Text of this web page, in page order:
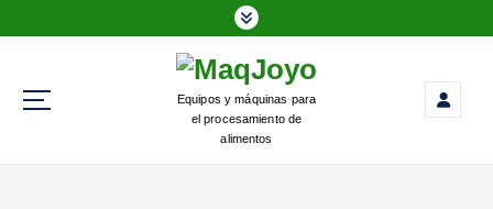
Equipos y máquinas para
el procesamiento de
alimentos